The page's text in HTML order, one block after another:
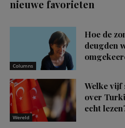
nieuwe favorieten
Columns
Hoe de
deugden
Wereld
Welke vijf
over
echt